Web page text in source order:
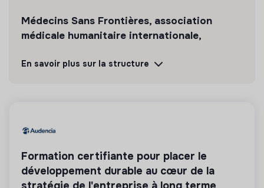
Médecins Sans Frontières, association
médicale humanitaire internationale,
populations dont la vie est menacée.
Cette structure repose sur un principe de
solidarité et d’utilité sociale : son mode de
gestion est démocratique et participatif, et sa
En savoir plus sur la structure
Formation certifiante pour placer le
développement durable au cœur de la